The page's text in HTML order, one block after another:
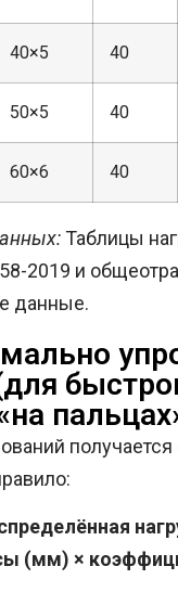
40×5 40
50×5 40
60×6 40
Таблицы
2019 и
данные.
(мм) ×